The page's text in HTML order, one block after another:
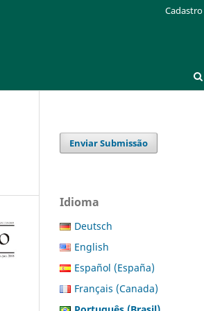
Cadastro
Enviar Submissão
Idioma
Deutsch
English
Español (España)
Français (Canada)